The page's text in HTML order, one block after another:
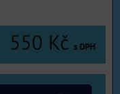
550 Kč s DPH